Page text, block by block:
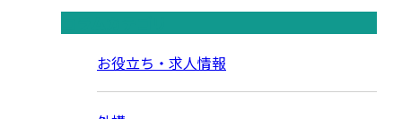
お役立ち・求人情報